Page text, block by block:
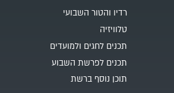
רדיו והטור השבועי
טלוויזיה
תכנים לחגים ולמועדים
תכנים לפרשת השבוע
תוכן נוסף ברשת